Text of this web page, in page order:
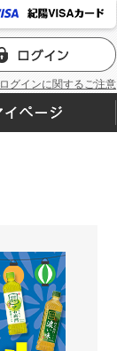
ログインに関するご注意